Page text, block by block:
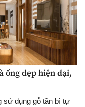
ống đẹp hiện đại,
sử dụng gỗ tần bì tự